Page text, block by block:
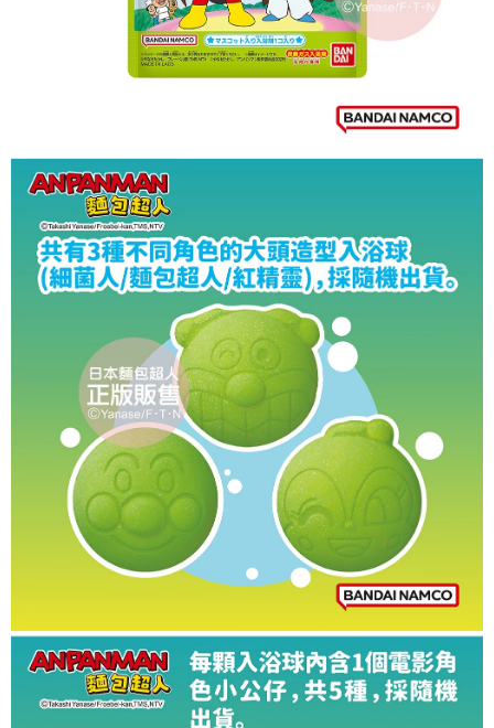
是否繳費成功／繳費後需取消欲退款等相關疑問，請聯繫「AFTEE先享後付
https://netprotections.freshdesk.com/support/home
易，需依本服務之必要範圍內提供個人資料，並將交易相關給付款項請求債
https://aftee.tw/terms/#terms3
３．未成年的使用者請事先徵得法定代理人或監護人之同意方可使用
「AFTEE先享後付」，若未經同意申辦者引起之損失，本公司不負相關責
任。
４．使用「AFTEE先享後付」時，將依據個別帳號之用戶狀況，依本公司即
時審查核予不同之上限額度；若仍有額度不足之情形，本公司將視審查結果
請求用戶進行身份認證。
５．嚴禁一人註冊多個帳號或使用他人資訊註冊。若發現惡意使用之情形，
恩沛科技股份有限公司將有權停止該用戶之使用額度並採取法律行動。
每筆NT$60，滿NT$590(含以上)免運費
每筆NT$150，滿NT$890(含以上)免運費